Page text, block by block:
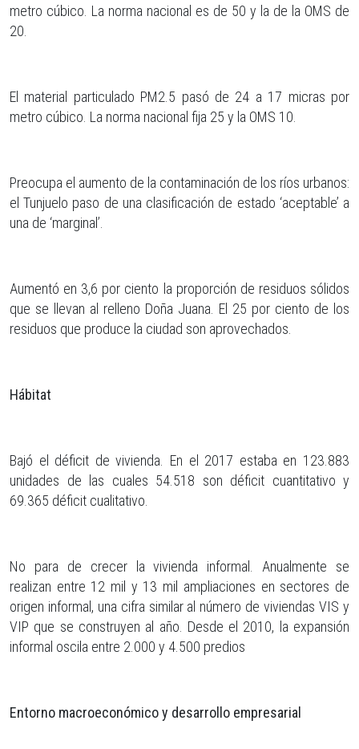
metro cúbico. La norma nacional es de 50 y la de la OMS de
20.
El material particulado PM2.5 pasó de 24 a 17 micras por
metro cúbico. La norma nacional fija 25 y la OMS 10.
Preocupa el aumento de la contaminación de los ríos urbanos:
el Tunjuelo paso de una clasificación de estado ‘aceptable’ a
una de ‘marginal’.
Aumentó en 3,6 por ciento la proporción de residuos sólidos
que se llevan al relleno Doña Juana. El 25 por ciento de los
residuos que produce la ciudad son aprovechados.
Hábitat
Bajó el déficit de vivienda. En el 2017 estaba en 123.883
unidades de las cuales 54.518 son déficit cuantitativo y
69.365 déficit cualitativo.
No para de crecer la vivienda informal. Anualmente se
realizan entre 12 mil y 13 mil ampliaciones en sectores de
origen informal, una cifra similar al número de viviendas VIS y
VIP que se construyen al año. Desde el 2010, la expansión
informal oscila entre 2.000 y 4.500 predios
Entorno macroeconómico y desarrollo empresarial